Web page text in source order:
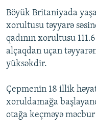
XƏBƏR BÜLLETENLƏRIMIZ
Böyük Britaniyada
xorultusu təyyarə
qadının xorultusu
alçaqdan uçan
yüksəkdir.
Çepmenin 18 illik
xoruldamağa
otağa keçməyə